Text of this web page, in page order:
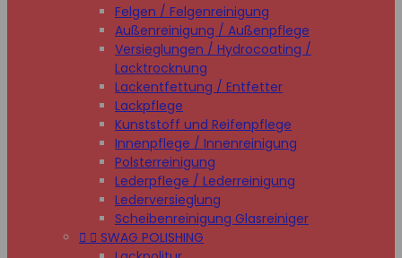
Felgen / Felgenreinigung
Außenreinigung / Außenpflege
Versieglungen / Hydrocoating /
Lacktrocknung
Lackentfettung / Entfetter
Lackpflege
Kunststoff und Reifenpflege
Innenpflege / Innenreinigung
Polsterreinigung
Lederpflege / Lederreinigung
Lederversieglung
Scheibenreinigung Glasreiniger
  SWAG POLISHING